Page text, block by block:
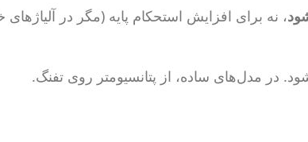
، نه برای افزایش استحکام پایه (مگر در
در مدل‌های ساده، از پتانسیومتر روی تفنگ.